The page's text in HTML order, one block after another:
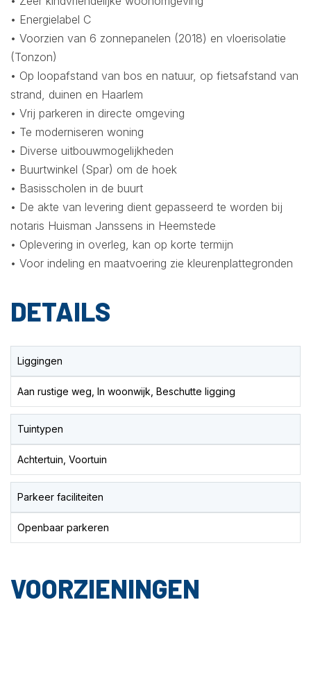
• Energielabel C
• Voorzien van 6 zonnepanelen (2018) en vloerisolatie
(Tonzon)
• Op loopafstand van bos en natuur, op fietsafstand van
strand, duinen en Haarlem
• Vrij parkeren in directe omgeving
• Te moderniseren woning
• Diverse uitbouwmogelijkheden
• Buurtwinkel (Spar) om de hoek
• Basisscholen in de buurt
• De akte van levering dient gepasseerd te worden bij
notaris Huisman Janssens in Heemstede
• Oplevering in overleg, kan op korte termijn
• Voor indeling en maatvoering zie kleurenplattegronden
DETAILS
Liggingen
Aan rustige weg, In woonwijk, Beschutte ligging
Tuintypen
Achtertuin, Voortuin
Parkeer faciliteiten
Openbaar parkeren
VOORZIENINGEN